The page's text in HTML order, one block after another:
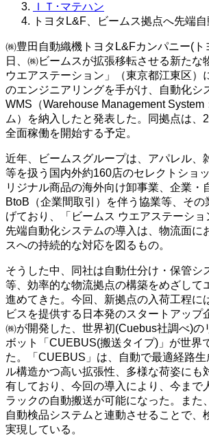
ＩＴ･マテハン
トヨタL&F、ビームス拠点へ先端
㈱豊田自動織機トヨタL&Fカンパニー(ト
日、㈱ビームスが拡張移転させる新たな
ウエアステーション」（東京都江東区）
のエンジニアリングを手がけ、自動化シ
WMS（Warehouse Management System
ム）を納入したと発表した。同拠点は、
全面稼働を開始する予定。
近年、ビームスグループは、アパレル、
等を扱う国内外約160店のセレクトショ
リジナル商品の海外向け卸事業、企業・
BtoB（企業間取引）を伴う協業等、そ
げており、「ビームス ウエアステーショ
先端自動化システムの導入は、物流面に
スへの持続的な対応を図るもの。
そうした中、同社は自動仕分け・保管シ
等、効率的な物流拠点の構築をめざして
進めてきた。今回、新拠点の入荷工程に
ビスを提供する日本発のスタートアップ
㈱が開発した、世界初(Cuebus社調べ)の
ボット「CUEBUS(搬送タイプ)」が世界
た。「CUEBUS」は、自動で最適経路
ル構造かつ高い拡張性、多様な荷姿にも
有しており、今回の導入により、今まで
ラックの自動搬送が可能になった。また
自動検品システムと連動させることで、
実現している。